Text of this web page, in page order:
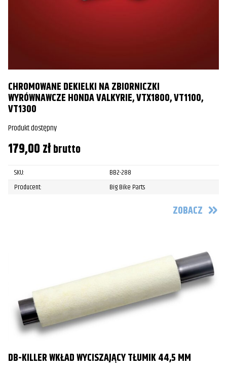
CHROMOWANE DEKIELKI NA ZBIORNICZKI
WYRÓWNAWCZE HONDA VALKYRIE, VTX1800, VT1100,
VT1300
Produkt dostępny
179,00złbrutto
SKU:
BB2-288
Producent:
Big Bike Parts
ZOBACZ
DB-KILLER WKŁAD WYCISZAJĄCY TŁUMIK 44,5 MM